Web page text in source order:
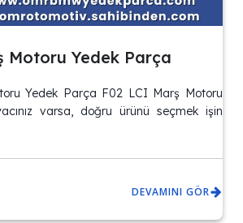
Motoru Yedek Parça
Yedek Parça F02 LCI Marş Motoru
varsa, doğru ürünü seçmek işin
DEVAMINI GÖR